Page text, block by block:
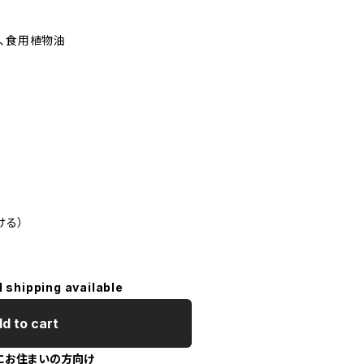
食用植物油
）
shipping available
to cart
お住まいの方向け